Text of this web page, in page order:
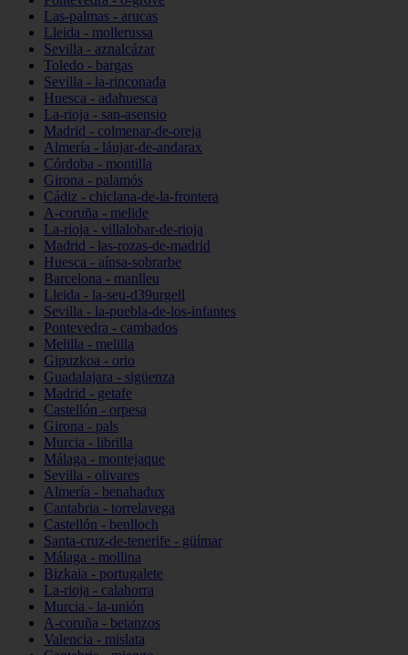
Las-palmas - arucas
Lleida - mollerussa
Sevilla - aznalcázar
Toledo - bargas
Sevilla - la-rinconada
Huesca - adahuesca
La-rioja - san-asensio
Madrid - colmenar-de-oreja
Almería - láujar-de-andarax
Córdoba - montilla
Girona - palamós
Cádiz - chiclana-de-la-frontera
A-coruña - melide
La-rioja - villalobar-de-rioja
Madrid - las-rozas-de-madrid
Huesca - aínsa-sobrarbe
Barcelona - manlleu
Lleida - la-seu-d39urgell
Sevilla - la-puebla-de-los-infantes
Pontevedra - cambados
Melilla - melilla
Gipuzkoa - orio
Guadalajara - sigüenza
Madrid - getafe
Castellón - orpesa
Girona - pals
Murcia - librilla
Málaga - montejaque
Sevilla - olivares
Almería - benahadux
Cantabria - torrelavega
Castellón - benlloch
Santa-cruz-de-tenerife - güímar
Málaga - mollina
Bizkaia - portugalete
La-rioja - calahorra
Murcia - la-unión
A-coruña - betanzos
Valencia - mislata